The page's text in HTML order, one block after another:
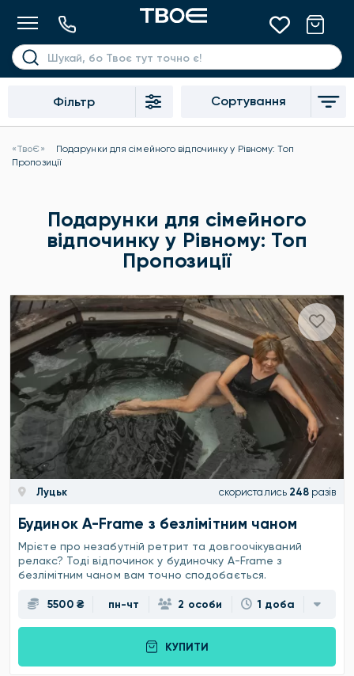
Фільтр Сортування
«ТвоЄ»
Подарунки для сімейного відпочинку у Рівному: Топ
Пропозиції
Подарунки для сімейного
відпочинку у Рівному: Топ
Пропозиції
Луцьк скористались 248 разів
Будинок A-Frame з безлімітним чаном
Мрієте про незабутній ретрит та довгоочікуваний
релакс? Тоді відпочинок у будиночку A-Frame з
безлімітним чаном вам точно сподобається.
5500 ₴ пн-чт 2 особи 1 доба
КУПИТИ